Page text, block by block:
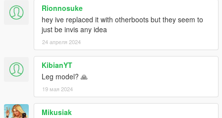
Rionnosuke
hey ive replaced it with otherboots but they seem to
just be invis any idea
24 апреля 2024
KibianYT
Leg model? 🙏
19 мая 2024
Mikusiak